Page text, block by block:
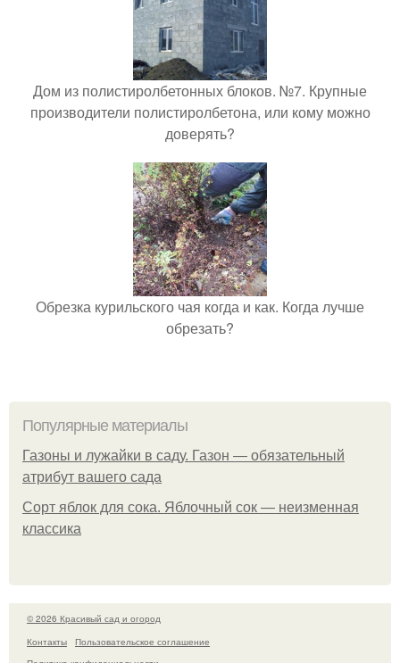
Дом из полистиролбетонных блоков. №7. Крупные
производители полистиролбетона, или кому можно
доверять?
Обрезка курильского чая когда и как. Когда лучше
обрезать?
Популярные материалы
Газоны и лужайки в саду. Газон — обязательный
атрибут вашего сада
Сорт яблок для сока. Яблочный сок — неизменная
классика
© 2026 Красивый сад и огород
Контакты
Пользовательское соглашение